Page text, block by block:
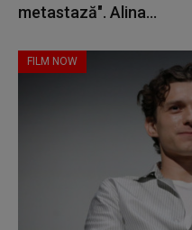
metastază". Alina...
FILM NOW